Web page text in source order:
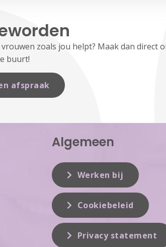
zoals jou helpt? Maak dan direct
buurt!
afspraak
Algemeen
Werken bij
Cookiebeleid
Privacy statement